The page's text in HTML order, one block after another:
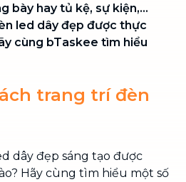
bày hay tủ kệ, sự kiện,...
led dây đẹp được thực
cùng bTaskee tìm hiểu
trang trí đèn
dây đẹp sáng tạo được
Hãy cùng tìm hiểu một số